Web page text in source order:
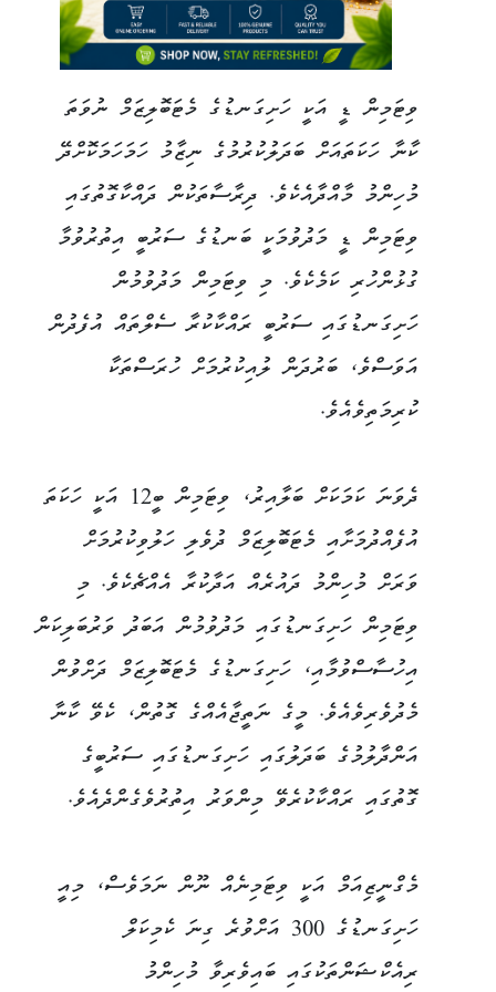
ވިޓަމިން ޑީ އަކީ ހަށިގަނޑުގެ މެޓަބޮލިޒަމް ނުވަތަ
ކާނާ ހަކަތައަށް ބަދަލުކުރުމުގެ ނިޒާމު ހަމަހަމަކޮށްދޭ
މުހިންމު މާއްދާއެކެވެ. ދިރާސާތަކުން ދައްކާގޮތުގައި
ވިޓަމިން ޑީ މަދުވުމަކީ ބަނޑުގެ ސަރުބީ އިތުރުވުމާ
ގުޅުންހުރި ކަމެކެވެ. މި ވިޓަމިން މަދުވުމުން
ހަށިގަނޑުގައި ސަރުބީ ރައްކާކުރާ ސެލްތައް އުފެދުން
އަވަސްވެ، ބަރުދަން ލުއިކުރުމަށް ހުރަސްތަކާ
ކުރިމަތިވެއެވެ.
ދެވަނަ ކަމަކަށް ބަލާއިރު، ވިޓަމިން ބީ12 އަކީ ހަކަތަ
އުފެއްދުމަށާއި މެޓަބޮލިޒަމް ދުވެލި ހަލުވިކުރުމަށް
ވަރަށް މުހިންމު ދައުރެއް އަދާކުރާ އެއްޗެކެވެ. މި
ވިޓަމިން ހަށިގަނޑުގައި މަދުވުމުން އަބަދު ވަރުބަލިކަން
އިހުސާސްވުމާއި، ހަށިގަނޑުގެ މެޓަބޮލިޒަމް ދަށްވުން
މެދުވެރިވެއެވެ. މީގެ ނަތީޖާއެއްގެ ގޮތުން، ކެވޭ ކާނާ
އަންދާލުމުގެ ބަދަލުގައި ހަށިގަނޑުގައި ސަރުބީގެ
ގޮތުގައި ރައްކާކުރެވޭ މިންވަރު އިތުރުވެގެންދެއެވެ.
މެގްނީޒިއަމް އަކީ ވިޓަމިނެއް ނޫން ނަމަވެސް، މިއީ
ހަށިގަނޑުގެ 300 އަށްވުރެ ގިނަ ކެމިކަލް
ރިއެކްޝަންތަކުގައި ބައިވެރިވާ މުހިންމު